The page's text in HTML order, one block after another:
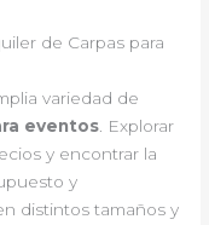
de Carpas para
variedad de
eventos . Explorar
y encontrar la
y
distintos tamaños y